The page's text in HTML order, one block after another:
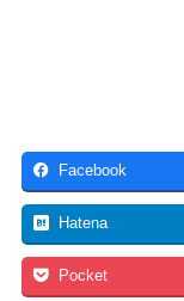
Facebook
Hatena
Pocket